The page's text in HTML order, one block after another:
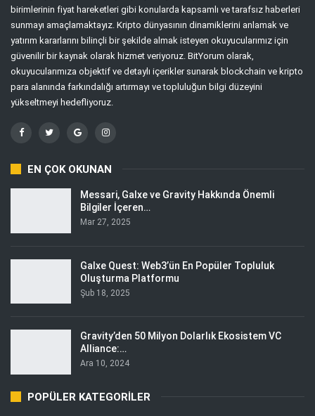
birimlerinin fiyat hareketleri gibi konularda kapsamlı ve tarafsız haberleri
sunmayı amaçlamaktayız. Kripto dünyasının dinamiklerini anlamak ve
yatırım kararlarını bilinçli bir şekilde almak isteyen okuyucularımız için
güvenilir bir kaynak olarak hizmet veriyoruz. BitYorum olarak,
okuyucularımıza objektif ve detaylı içerikler sunarak blockchain ve kripto
para alanında farkındalığı artırmayı ve topluluğun bilgi düzeyini
yükseltmeyi hedefliyoruz.
EN ÇOK OKUNAN
Messari, Galxe ve Gravity Hakkında Önemli
Bilgiler İçeren…
Mar 27, 2025
Galxe Quest: Web3’ün En Popüler Topluluk
Oluşturma Platformu
Şub 18, 2025
Gravity’den 50 Milyon Dolarlık Ekosistem VC
Alliance:…
Ara 10, 2024
POPÜLER KATEGORILER